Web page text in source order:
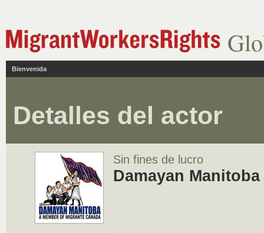
Bienvenida
Detalles del actor
Sin fines de lucro
Damayan Manitoba